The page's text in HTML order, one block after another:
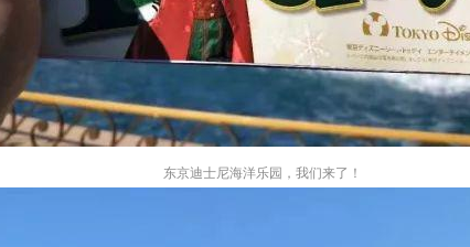
东京迪士尼海洋乐园，我们来了！